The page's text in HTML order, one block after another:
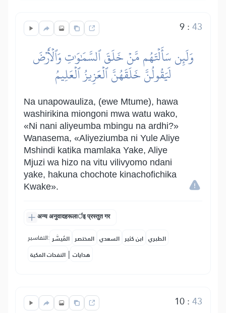
9:43
وَلَئِن سَأَلۡتَهُم مَّنۡ خَلَقَ ٱلسَّمَٰوَٰتِ وَٱلۡأَرۡضَ
لَيَقُولُنَّ خَلَقَهُنَّ ٱلۡعَزِيزُ ٱلۡعَلِيمُ
Na unapowauliza, (ewe Mtume), hawa
washirikina miongoni mwa watu wako,
«Ni nani aliyeumba mbingu na ardhi?»
Wanasema, «Aliyeziumba ni Yule Aliye
Mshindi katika mamlaka Yake, Aliye
Mjuzi wa hizo na vitu vilivyomo ndani
yake, hakuna chochote kinachofichika
Kwake».
अन्य अनुवादहरूलार्इ प्रस्तुत गर
التفاسير: المُيسَّر المختصر السعدي ابن كثير الطبري
النفحات المكية | هدايات
10:43